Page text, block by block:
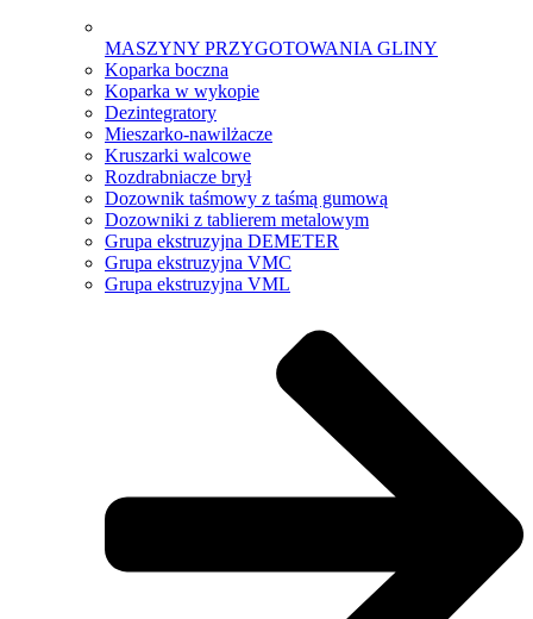
MASZYNY PRZYGOTOWANIA GLINY
Koparka boczna
Koparka w wykopie
Dezintegratory
Mieszarko-nawilżacze
Kruszarki walcowe
Rozdrabniacze brył
Dozownik taśmowy z taśmą gumową
Dozowniki z tablierem metalowym
Grupa ekstruzyjna DEMETER
Grupa ekstruzyjna VMC
Grupa ekstruzyjna VML